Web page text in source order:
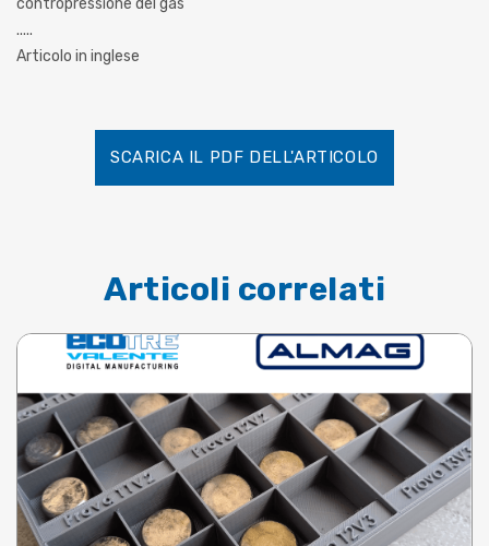
contropressione del gas
.....
Articolo in inglese
SCARICA IL PDF DELL'ARTICOLO
Articoli correlati